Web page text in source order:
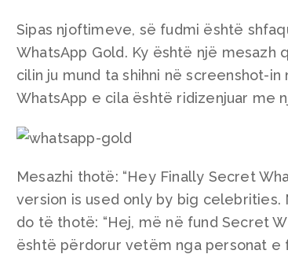
Sipas njoftimeve, së fudmi është
WhatsApp Gold. Ky është një
cilin ju mund ta shihni në screenshot-
WhatsApp e cila është ridizenjuar me
Mesazhi thotë: “Hey Finally Secret
version is used only by big celebrities.
do të thotë: “Hej, më në fund Secret
është përdorur vetëm nga personat e